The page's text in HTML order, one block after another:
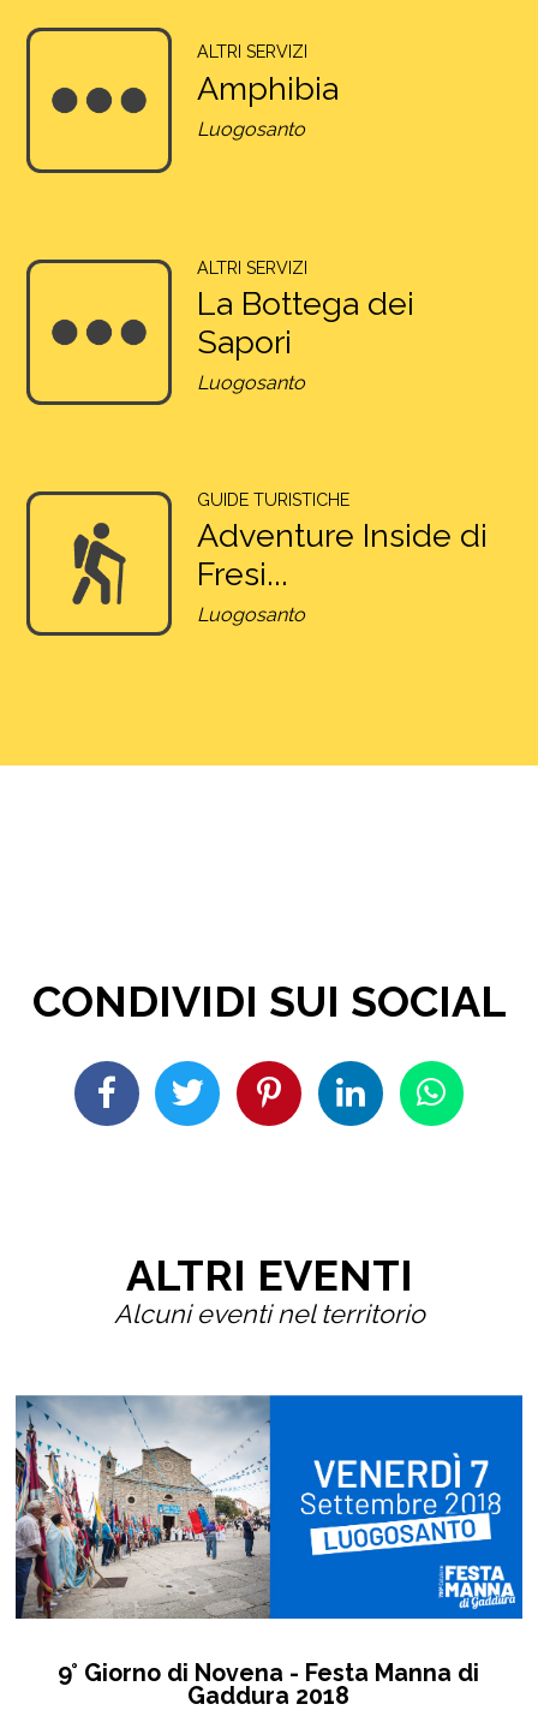
ALTRI SERVIZI
Amphibia
Luogosanto
ALTRI SERVIZI
La Bottega dei
Sapori
Luogosanto
GUIDE TURISTICHE
Adventure Inside di
Fresi...
Luogosanto
CONDIVIDI SUI SOCIAL
ALTRI EVENTI
Alcuni eventi nel territorio
9° Giorno di Novena - Festa Manna di
Gaddura 2018